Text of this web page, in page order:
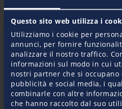
Questo sito web utilizza i
Utilizziamo i cookie per
annunci, per fornire
analizzare il nostro traffico.
informazioni sul modo in cui
nostri partner che si
pubblicità e social media, i
combinarle con altre
che hanno raccolto dal suo
+377 97
Dal lunedi al
Invia